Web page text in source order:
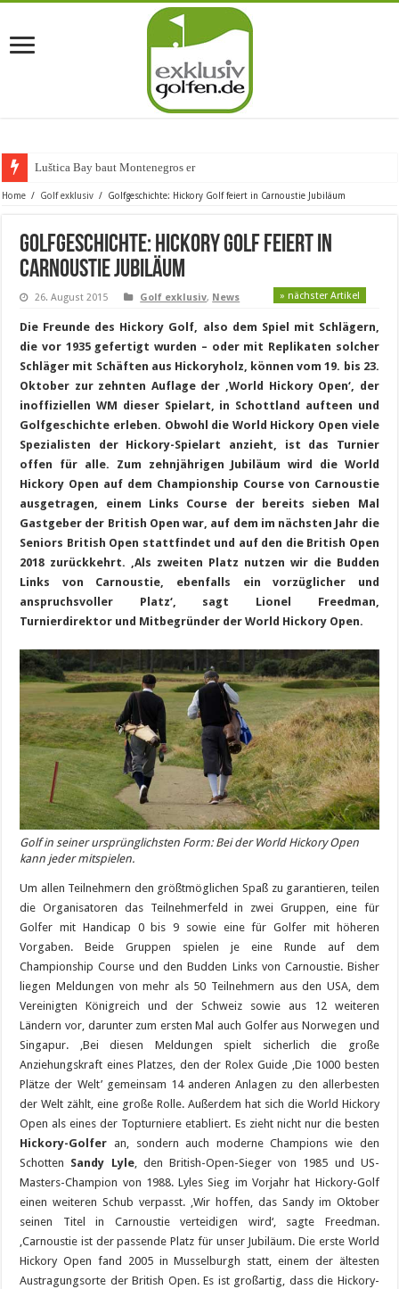
Luštica Bay baut Montenegros erste Golf-Co
Home / Golf exklusiv / Golfgeschichte: Hickory Golf feiert in Carnoustie Jubiläum
Golfgeschichte: Hickory Golf feiert in
Carnoustie Jubiläum
26. August 2015 Golf exklusiv, News » nächster Artikel
Die Freunde des Hickory Golf, also dem Spiel mit Schlägern,
die vor 1935 gefertigt wurden – oder mit Replikaten solcher
Schläger mit Schäften aus Hickoryholz, können vom 19. bis 23.
Oktober zur zehnten Auflage der ‚World Hickory Open‘, der
inoffiziellen WM dieser Spielart, in Schottland aufteen und
Golfgeschichte erleben. Obwohl die World Hickory Open viele
Spezialisten der Hickory-Spielart anzieht, ist das Turnier
offen für alle. Zum zehnjährigen Jubiläum wird die World
Hickory Open auf dem Championship Course von Carnoustie
ausgetragen, einem Links Course der bereits sieben Mal
Gastgeber der British Open war, auf dem im nächsten Jahr die
Seniors British Open stattfindet und auf den die British Open
2018 zurückkehrt. ‚Als zweiten Platz nutzen wir die Budden
Links von Carnoustie, ebenfalls ein vorzüglicher und
anspruchsvoller Platz‘, sagt Lionel Freedman,
Turnierdirektor und Mitbegründer der World Hickory Open.
Golf in seiner ursprünglichsten Form: Bei der World Hickory Open
kann jeder mitspielen.
Um allen Teilnehmern den größtmöglichen Spaß zu garantieren, teilen
die Organisatoren das Teilnehmerfeld in zwei Gruppen, eine für
Golfer mit Handicap 0 bis 9 sowie eine für Golfer mit höheren
Vorgaben. Beide Gruppen spielen je eine Runde auf dem
Championship Course und den Budden Links von Carnoustie. Bisher
liegen Meldungen von mehr als 50 Teilnehmern aus den USA, dem
Vereinigten Königreich und der Schweiz sowie aus 12 weiteren
Ländern vor, darunter zum ersten Mal auch Golfer aus Norwegen und
Singapur. ‚Bei diesen Meldungen spielt sicherlich die große
Anziehungskraft eines Platzes, den der Rolex Guide ‚Die 1000 besten
Plätze der Welt’ gemeinsam 14 anderen Anlagen zu den allerbesten
der Welt zählt, eine große Rolle. Außerdem hat sich die World Hickory
Open als eines der Topturniere etabliert. Es zieht nicht nur die besten
Hickory-Golfer an, sondern auch moderne Champions wie den
Schotten Sandy Lyle, den British-Open-Sieger von 1985 und US-
Masters-Champion von 1988. Lyles Sieg im Vorjahr hat Hickory-Golf
einen weiteren Schub verpasst. ‚Wir hoffen, das Sandy im Oktober
seinen Titel in Carnoustie verteidigen wird‘, sagte Freedman.
‚Carnoustie ist der passende Platz für unser Jubiläum. Die erste World
Hickory Open fand 2005 in Musselburgh statt, einem der ältesten
Austragungsorte der British Open. Es ist großartig, dass die Hickory-